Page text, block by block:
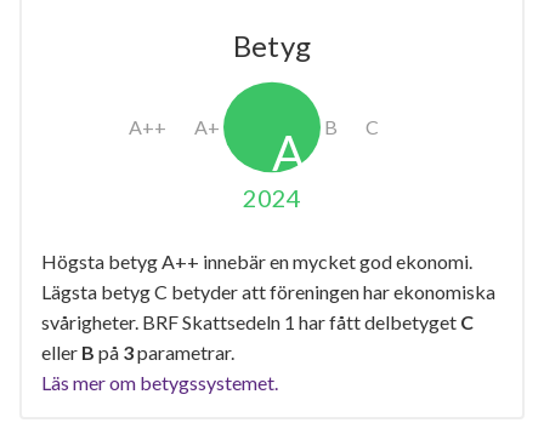
Betyg
2024
Högsta betyg A++ innebär en mycket god ekonomi.
Lägsta betyg C betyder att föreningen har ekonomiska
svårigheter. BRF Skattsedeln 1 har fått delbetyget C
eller B på 3parametrar.
Läs mer om betygssystemet.